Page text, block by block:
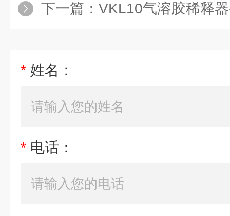
下一篇： VKL10气溶胶稀释
* 姓名：
* 电话：